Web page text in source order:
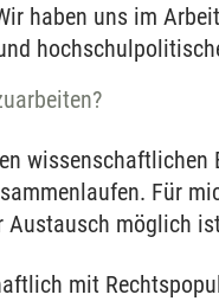
haben uns im
wissenschaftlichen
Für
Austausch möglich
mit